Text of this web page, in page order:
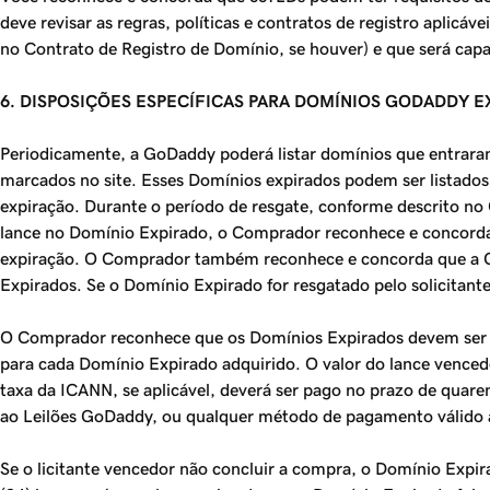
deve revisar as regras, políticas e contratos de registro
no Contrato de Registro de Domínio, se houver) e que será
6. DISPOSIÇÕES ESPECÍFICAS PARA DOMÍNIOS GODADDY
Periodicamente, a GoDaddy poderá listar domínios que
marcados no site. Esses Domínios expirados podem ser
expiração. Durante o período de resgate, conforme descrito
lance no Domínio Expirado, o Comprador reconhece e
expiração. O Comprador também reconhece e concorda que
Expirados. Se o Domínio Expirado for resgatado pelo
O Comprador reconhece que os Domínios Expirados devem
para cada Domínio Expirado adquirido. O valor do lance
taxa da ICANN, se aplicável, deverá ser pago no prazo de
ao Leilões GoDaddy, ou qualquer método de pagamento
Se o licitante vencedor não concluir a compra, o Domínio